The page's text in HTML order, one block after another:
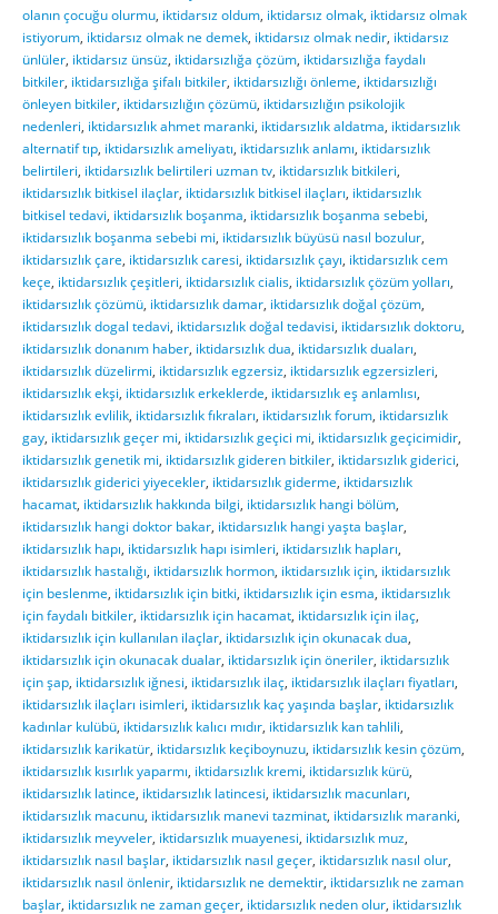
olanın çocuğu olurmu iktidarsız oldum iktidarsız olmak iktidarsız olmak
istiyorum iktidarsız olmak ne demek iktidarsız olmak nedir iktidarsız
ünlüler iktidarsız ünsüz iktidarsızlığa çözüm iktidarsızlığa faydalı
bitkiler iktidarsızlığa şifalı bitkiler iktidarsızlığı önleme iktidarsızlığı
önleyen bitkiler iktidarsızlığın çözümü iktidarsızlığın psikolojik
nedenleri iktidarsızlık ahmet maranki iktidarsızlık aldatma iktidarsızlık
alternatif tıp iktidarsızlık ameliyatı iktidarsızlık anlamı iktidarsızlık
belirtileri iktidarsızlık belirtileri uzman tv iktidarsızlık bitkileri
iktidarsızlık bitkisel ilaçlar iktidarsızlık bitkisel ilaçları iktidarsızlık
bitkisel tedavi iktidarsızlık boşanma iktidarsızlık boşanma sebebi
iktidarsızlık boşanma sebebi mi iktidarsızlık büyüsü nasıl bozulur
iktidarsızlık çare iktidarsızlık caresi iktidarsızlık çayı iktidarsızlık cem
keçe iktidarsızlık çeşitleri iktidarsızlık cialis iktidarsızlık çözüm yolları
iktidarsızlık çözümü iktidarsızlık damar iktidarsızlık doğal çözüm
iktidarsızlık dogal tedavi iktidarsızlık doğal tedavisi iktidarsızlık doktoru
iktidarsızlık donanım haber iktidarsızlık dua iktidarsızlık duaları
iktidarsızlık düzelirmi iktidarsızlık egzersiz iktidarsızlık egzersizleri
iktidarsızlık ekşi iktidarsızlık erkeklerde iktidarsızlık eş anlamlısı
iktidarsızlık evlilik iktidarsızlık fıkraları iktidarsızlık forum iktidarsızlık
gay iktidarsızlık geçer mi iktidarsızlık geçici mi iktidarsızlık geçicimidir
iktidarsızlık genetik mi iktidarsızlık gideren bitkiler iktidarsızlık giderici
iktidarsızlık giderici yiyecekler iktidarsızlık giderme iktidarsızlık
hacamat iktidarsızlık hakkında bilgi iktidarsızlık hangi bölüm
iktidarsızlık hangi doktor bakar iktidarsızlık hangi yaşta başlar
iktidarsızlık hapı iktidarsızlık hapı isimleri iktidarsızlık hapları
iktidarsızlık hastalığı iktidarsızlık hormon iktidarsızlık için iktidarsızlık
için beslenme iktidarsızlık için bitki iktidarsızlık için esma iktidarsızlık
için faydalı bitkiler iktidarsızlık için hacamat iktidarsızlık için ilaç
iktidarsızlık için kullanılan ilaçlar iktidarsızlık için okunacak dua
iktidarsızlık için okunacak dualar iktidarsızlık için öneriler iktidarsızlık
için şap iktidarsızlık iğnesi iktidarsızlık ilaç iktidarsızlık ilaçları fiyatları
iktidarsızlık ilaçları isimleri iktidarsızlık kaç yaşında başlar iktidarsızlık
kadınlar kulübü iktidarsızlık kalıcı mıdır iktidarsızlık kan tahlili
iktidarsızlık karikatür iktidarsızlık keçiboynuzu iktidarsızlık kesin çözüm
iktidarsızlık kısırlık yaparmı iktidarsızlık kremi iktidarsızlık kürü
iktidarsızlık latince iktidarsızlık latincesi iktidarsızlık macunları
iktidarsızlık macunu iktidarsızlık manevi tazminat iktidarsızlık maranki
iktidarsızlık meyveler iktidarsızlık muayenesi iktidarsızlık muz
iktidarsızlık nasıl başlar iktidarsızlık nasıl geçer iktidarsızlık nasıl olur
iktidarsızlık nasıl önlenir iktidarsızlık ne demektir iktidarsızlık ne zaman
başlar iktidarsızlık ne zaman geçer iktidarsızlık neden olur iktidarsızlık